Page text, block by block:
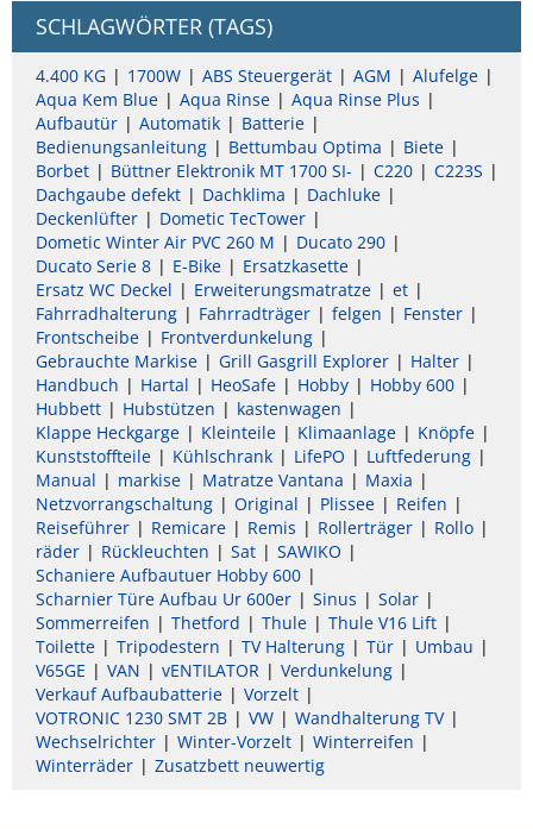
SCHLAGWÖRTER (TAGS)
4.400 KG 1700W ABS Steuergerät AGM
Alufelge
Aqua Kem Blue
Aqua Rinse
Aqua Rinse Plus
Aufbautür
Automatik
Batterie
Bedienungsanleitung
Bettumbau Optima
Biete
Borbet
Büttner Elektronik MT 1700 SI- C220
C223S
Dachgaube defekt
Dachklima
Dachluke
Deckenlüfter
Dometic TecTower
Dometic Winter Air PVC 260 M
Ducato 290
Ducato Serie 8
E-Bike
Ersatzkasette
Ersatz WC Deckel
Erweiterungsmatratze
et
Fahrradhalterung
Fahrradträger felgen
Fenster
Frontscheibe
Frontverdunkelung
Gebrauchte Markise
Grill Gasgrill Explorer
Halter
Handbuch
Hartal HeoSafe Hobby
Hobby 600
Hubbett
Hubstützen
kastenwagen
Klappe Heckgarge
Kleinteile Klimaanlage
Knöpfe
Kunststoffteile
Kühlschrank LifePO
Luftfederung
Manual
markise Matratze Vantana
Maxia
Netzvorrangschaltung
Original Plissee
Reifen
Reiseführer
Remicare Remis Rollerträger
Rollo
räder
Rückleuchten Sat
SAWIKO
Schaniere Aufbautuer Hobby 600
Scharnier Türe Aufbau Ur 600er
Sinus
Solar
Sommerreifen
Thetford Thule
Thule V16 Lift
Toilette
Tripodestern TV Halterung Tür
Umbau
V65GE
VAN vENTILATOR
Verdunkelung
Verkauf Aufbaubatterie
Vorzelt
VOTRONIC 1230 SMT 2B
VW
Wandhalterung TV
Wechselrichter
Winter-Vorzelt
Winterreifen
Winterräder
Zusatzbett neuwertig